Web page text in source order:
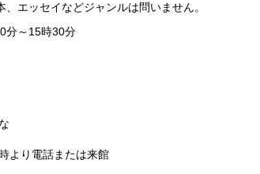
エッセイなどジャンルは問いません。
～15時30分
より電話または来館